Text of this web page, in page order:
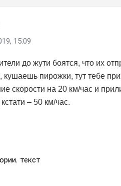
15:09
до жути боятся, что их
кушаешь пирожки, тут тебе
скорости на 20 км/час и
– 50 км/час.
, текст